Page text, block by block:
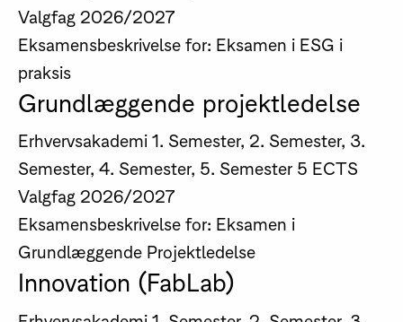
Valgfag 2026/2027
Eksamensbeskrivelse for: Eksamen i ESG i
praksis
Grundlæggende projektledelse
Erhvervsakademi 1. Semester, 2. Semester, 3.
Semester, 4. Semester, 5. Semester 5 ECTS
Valgfag 2026/2027
Eksamensbeskrivelse for: Eksamen i
Grundlæggende Projektledelse
Innovation (FabLab)